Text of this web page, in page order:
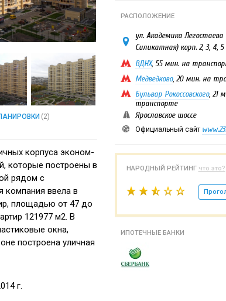
(2)
корпуса эконом-
которые построены в
рядом с
компания ввела в
площадью от 47 до
121977 м2. В
окна,
построена уличная
г.
РАСПОЛОЖЕНИЕ
ул. Академика Легостаева
Силикатная) корп. 2, 3, 4, 5
ВДНХ, 55 мин. на
Медведково, 20 мин. на
Бульвар Рокоссовского, 21
транспорте
Ярославское шоссе
Официальный сайт
НАРОДНЫЙ РЕЙТИНГ что это?
ИПОТЕЧНЫЕ БАНКИ